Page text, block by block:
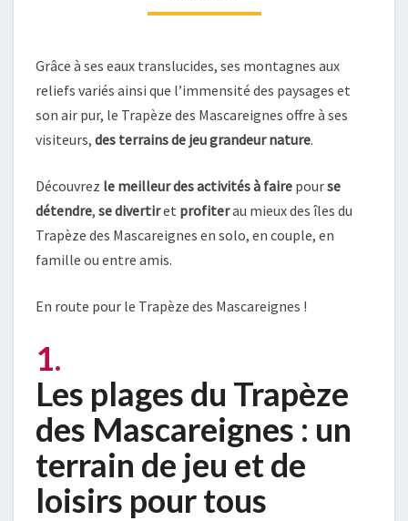
Grâce à ses eaux translucides, ses montagnes aux
reliefs variés ainsi que l’immensité des paysages et
son air pur, le Trapèze des Mascareignes offre à ses
visiteurs, des terrains de jeu grandeur nature.
Découvrez le meilleur des activités à faire pourse
détendre, se divertiret profiterau mieux des îles du
Trapèze des Mascareignes en solo, en couple, en
famille ou entre amis.
En route pour le Trapèze des Mascareignes !
1.
Les plages du Trapèze
des Mascareignes : un
terrain de jeu et de
loisirs pour tous